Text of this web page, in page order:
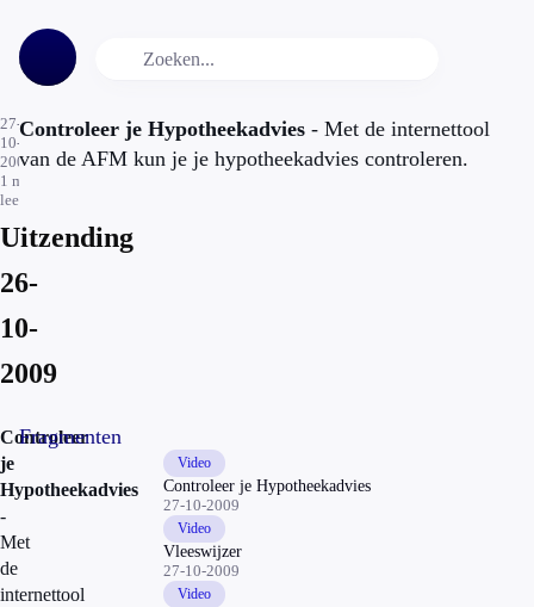
27-
10-
2009
1 min.
leestijd
Uitzending
26-
10-
2009
Controleer je Hypotheekadvies - Met de internettool
van de AFM kun je je hypotheekadvies controleren.
Controleer
je
Hypotheekadvies
-
Met
de
internettool
Fragmenten
Video
Controleer je Hypotheekadvies
27-10-2009
Video
Vleeswijzer
27-10-2009
Video